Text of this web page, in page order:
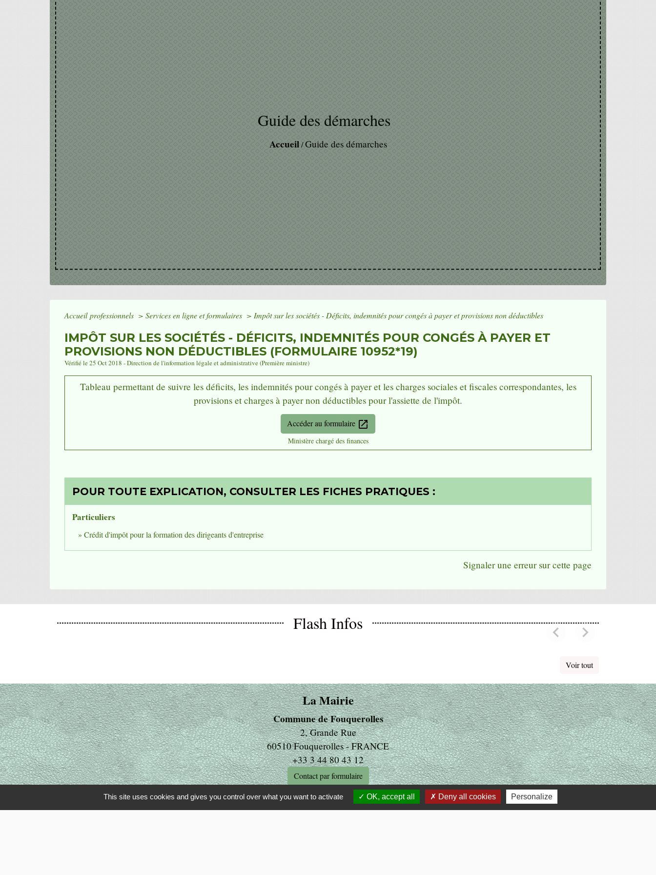
Guide des démarches
Accueil/Guide des démarches
Accueil professionnels > Services en ligne et formulaires > Impôt sur les sociétés - Déficits, indemnités pour congés à payer et provisions non déductibles
IMPÔT SUR LES SOCIÉTÉS - DÉFICITS, INDEMNITÉS POUR CONGÉS À PAYER ET
PROVISIONS NON DÉDUCTIBLES (FORMULAIRE 10952*19)
Vérifié le 25 Oct 2018 - Direction de l'information légale et administrative (Première ministre)
Tableau permettant de suivre les déficits, les indemnités pour congés à payer et les charges sociales et fiscales correspondantes, les
provisions et charges à payer non déductibles pour l'assiette de l'impôt.
Accéder au formulaire open_in_new
Ministère chargé des finances
POUR TOUTE EXPLICATION, CONSULTER LES FICHES PRATIQUES :
Particuliers
Crédit d'impôt pour la formation des dirigeants d'entreprise
Signaler une erreur sur cette page
Flash Infos chevron_leftPreviouschevron_rightNext
Voir tout
La Mairie
Commune de Fouquerolles
2, Grande Rue
60510 Fouquerolles - FRANCE
+33 3 44 80 43 12
Contact par formulaire
Liens
This site uses cookies and gives you control over what you want to activate OK, accept all Deny all cookies Personalize